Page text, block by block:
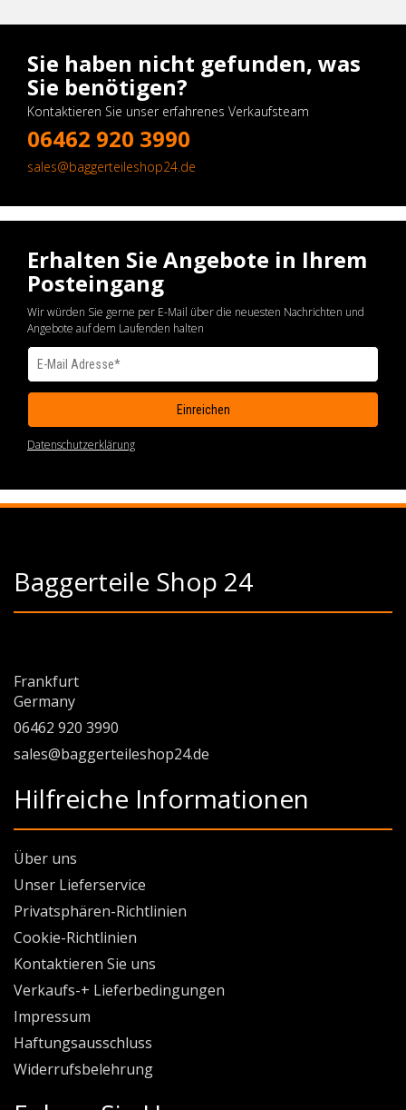
Sie haben nicht gefunden, was
Sie benötigen?
Kontaktieren Sie unser erfahrenes Verkaufsteam
06462 920 3990
sales@baggerteileshop24.de
Erhalten Sie Angebote in Ihrem
Posteingang
Wir würden Sie gerne per E-Mail über die neuesten Nachrichten und
Angebote auf dem Laufenden halten
Datenschutzerklärung
Baggerteile Shop 24
Frankfurt
Germany
06462 920 3990
sales@baggerteileshop24.de
Hilfreiche Informationen
Über uns
Unser Lieferservice
Privatsphären-Richtlinien
Cookie-Richtlinien
Kontaktieren Sie uns
Verkaufs-+ Lieferbedingungen
Impressum
Haftungsausschluss
Widerrufsbelehrung